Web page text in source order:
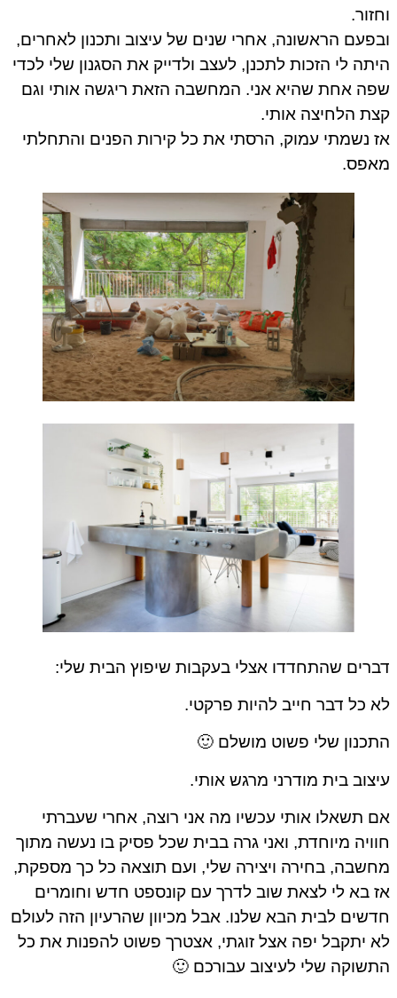
וחזור.
ובפעם הראשונה, אחרי שנים של עיצוב ותכנון לאחרים,
היתה לי הזכות לתכנן, לעצב ולדייק את הסגנון שלי לכדי
שפה אחת שהיא אני. המחשבה הזאת ריגשה אותי וגם
קצת הלחיצה אותי.
אז נשמתי עמוק, הרסתי את כל קירות הפנים והתחלתי
מאפס.
דברים שהתחדדו אצלי בעקבות שיפוץ הבית שלי:
לא כל דבר חייב להיות פרקטי.
התכנון שלי פשוט מושלם 🙂
עיצוב בית מודרני מרגש אותי.
אם תשאלו אותי עכשיו מה אני רוצה, אחרי שעברתי
חוויה מיוחדת, ואני גרה בבית שכל פסיק בו נעשה מתוך
מחשבה, בחירה ויצירה שלי, ועם תוצאה כל כך מספקת,
אז בא לי לצאת שוב לדרך עם קונספט חדש וחומרים
חדשים לבית הבא שלנו. אבל מכיוון שהרעיון הזה לעולם
לא יתקבל יפה אצל זוגתי, אצטרך פשוט להפנות את כל
התשוקה שלי לעיצוב עבורכם 🙂